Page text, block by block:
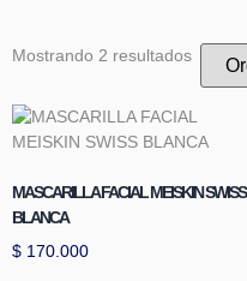
Mostrando 2 resultados
MASCARILLA FACIAL MEISKIN SWISS
BLANCA
$ 170.000